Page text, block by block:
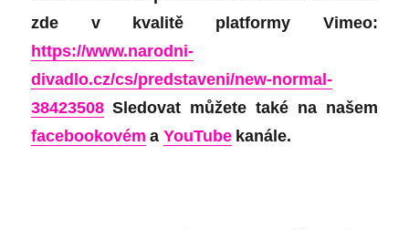
zde v kvalitě platformy Vimeo:
https://www.narodni-
divadlo.cz/cs/predstaveni/new-normal-
38423508 Sledovat můžete také na našem
facebookovém aYouTube kanále.